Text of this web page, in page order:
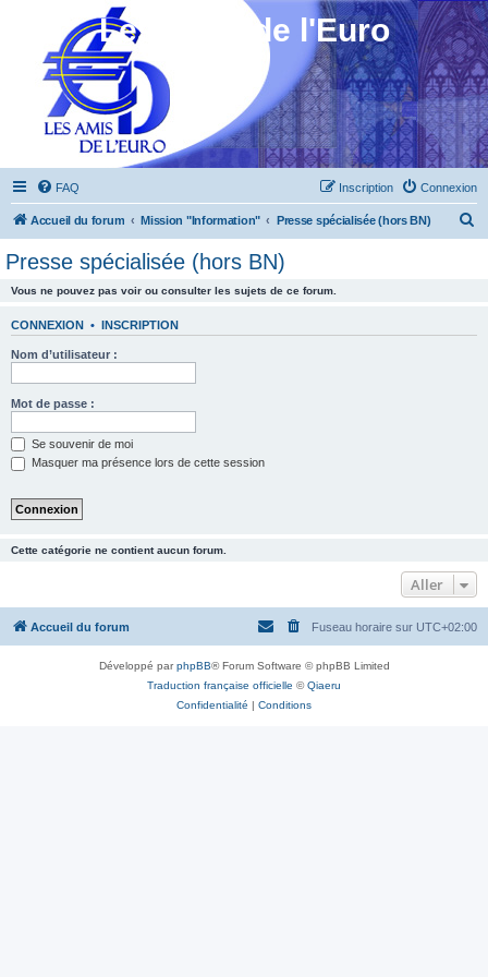
Les Amis de l'Euro
FAQ Connexion
Inscription
Accueil du forum Mission "Information" Presse spécialisée (hors BN)
Presse spécialisée (hors BN)
Vous ne pouvez pas voir ou consulter les sujets de ce forum.
CONNEXION • INSCRIPTION
Nom d’utilisateur :
Mot de passe :
Se souvenir de moi
Masquer ma présence lors de cette session
Cette catégorie ne contient aucun forum.
Aller
Accueil du forum Fuseau horaire sur UTC+02:00
Développé parphpBB® Forum Software © phpBB Limited
Traduction française officielle ©Qiaeru
Confidentialité | Conditions